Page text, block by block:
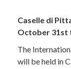
Caselle di
October 31st
The
will be held in